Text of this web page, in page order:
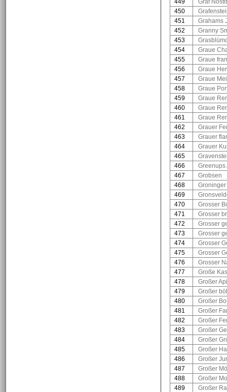
449
Graf
450
451
Grahams
452
Granny
453
454
Graue
455
Graue
456
Graue
457
Graue
458
Graue
459
Graue
460
Graue
461
Graue
462
Grauer
463
Grauer
464
Grauer
465
466
Greenups
467
Grobsen
468
469
470
Grosser
471
Grosser
472
Grosser
473
Grosser
474
Grosser
475
Grosser
476
Grosser
477
Große
478
Großer Api
479
Großer
480
Großer
481
Großer
482
Großer
483
Großer
484
Großer
485
Großer
486
Großer
487
Großer
488
Großer
489
Großer